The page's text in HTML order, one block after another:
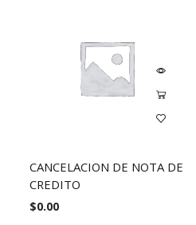
CANCELACION DE NOTA DE
CREDITO
$0.00